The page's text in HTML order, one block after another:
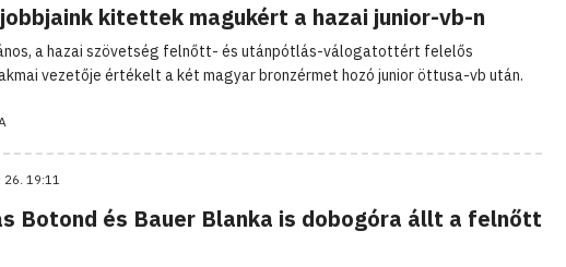
kitettek magukért a hazai junior-vb-n
a hazai szövetség felnőtt- és utánpótlás-válogatottért felelős
vezetője értékelt a két magyar bronzérmet hozó junior öttusa-vb után.
26. 19:11
Botond és Bauer Blanka is dobogóra állt a felnőtt